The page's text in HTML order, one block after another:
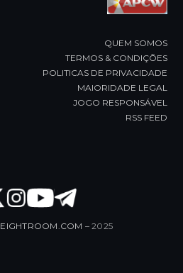
QUEM SOMOS
TERMOS & CONDIÇÕES
POLITICAS DE PRIVACIDADE
MAIORIDADE LEGAL
JOGO RESPONSÁVEL
RSS FEED
EIGHTROOM.COM – 2025